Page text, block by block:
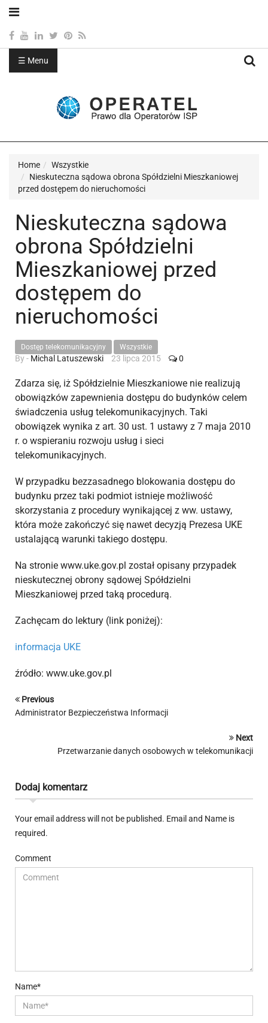
☰ Menu
Home
Wszystkie
Nieskuteczna sądowa obrona Spółdzielni Mieszkaniowej
przed dostępem do nieruchomości
Nieskuteczna sądowa
obrona Spółdzielni
Mieszkaniowej przed
dostępem do
nieruchomości
Dostęp telekomunikacyjny Wszystkie
By - Michal Latuszewski 23 lipca 2015 0
Zdarza się, iż Spółdzielnie Mieszkaniowe nie realizują
obowiązków zapewnienia dostępu do budynków celem
świadczenia usług telekomunikacyjnych. Taki
obowiązek wynika z art. 30 ust. 1 ustawy z 7 maja 2010
r. o wspieraniu rozwoju usług i sieci
telekomunikacyjnych.
W przypadku bezzasadnego blokowania dostępu do
budynku przez taki podmiot istnieje możliwość
skorzystania z procedury wynikającej z ww. ustawy,
która może zakończyć się nawet decyzją Prezesa UKE
ustalającą warunki takiego dostępu.
Na stronie www.uke.gov.pl został opisany przypadek
nieskutecznej obrony sądowej Spółdzielni
Mieszkaniowej przed taką procedurą.
Zachęcam do lektury (link poniżej):
informacja UKE
źródło: www.uke.gov.pl
Previous
Administrator Bezpieczeństwa Informacji
Next
Przetwarzanie danych osobowych w telekomunikacji
Dodaj komentarz
Your email address will not be published. Email and Name is
required.
Comment
Name*